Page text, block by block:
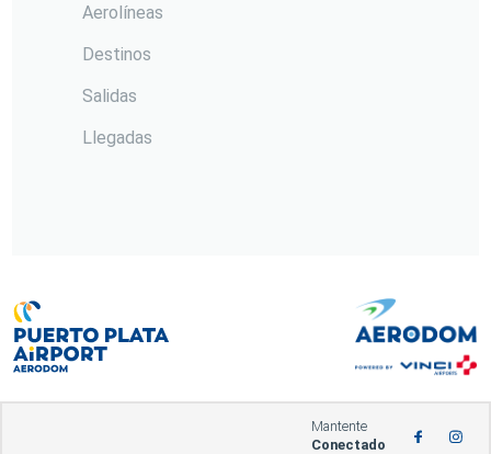
Aerolíneas
Destinos
Salidas
Llegadas
Mantente
Conectado